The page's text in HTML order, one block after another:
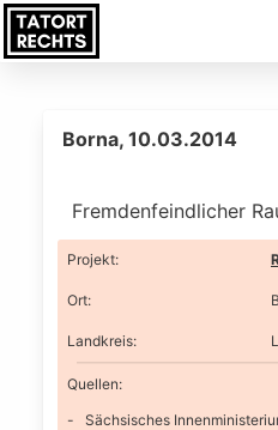
Borna, 10.03.2014
Fremdenfeindlicher
Projekt:
Ort:
Landkreis:
Quellen:
Sächsisches